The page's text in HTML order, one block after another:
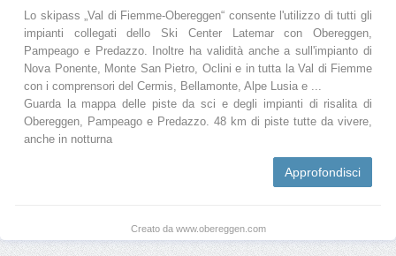
Lo skipass „Val di Fiemme-Obereggen“ consente l'utilizzo di tutti gli
impianti collegati dello Ski Center Latemar con Obereggen,
Pampeago e Predazzo. Inoltre ha validità anche a sull'impianto di
Nova Ponente, Monte San Pietro, Oclini e in tutta la Val di Fiemme
con i comprensori del Cermis, Bellamonte, Alpe Lusia e ...
Guarda la mappa delle piste da sci e degli impianti di risalita di
Obereggen, Pampeago e Predazzo. 48 km di piste tutte da vivere,
anche in notturna
Approfondisci
Creato da www.obereggen.com